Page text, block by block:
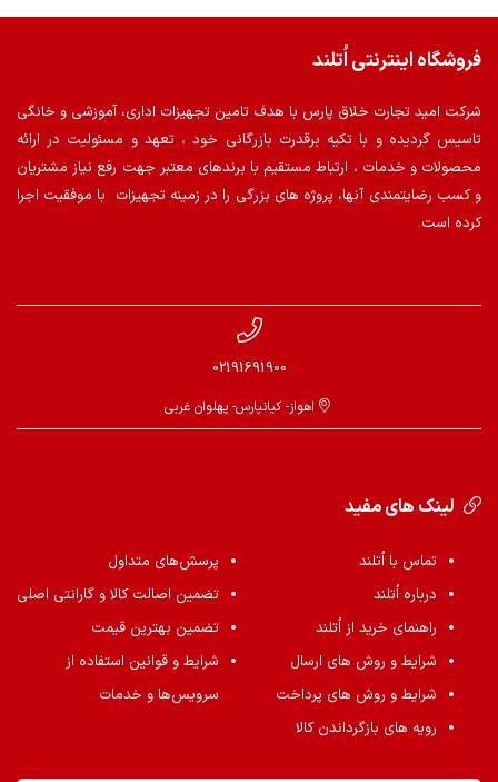
فروشگاه اینترنتی اُتلند
شرکت امید تجارت خلاق پارس با هدف تامین تجهیزات اداری، آموزشی و خانگی
تاسیس گردیده و با تکیه برقدرت بازرگانی خود ، تعهد و مسئولیت در ارائه
محصولات و خدمات ، ارتباط مستقیم با برندهای معتبر جهت رفع نیاز مشتریان
و کسب رضایتمندی آنها، پروژه های بزرگی را در زمینه تجهیزات با موفقیت اجرا
کرده است.
02191691900
اهواز- کیانپارس- پهلوان غربی
لینک های مفید
تماس با اُتلند
درباره اُتلند
راهنمای خرید از اُتلند
شرایط و روش های ارسال
شرایط و روش های پرداخت
رویه های بازگرداندن کالا
پرسش‌های متداول
تضمین اصالت کالا و گارانتی اصلی
تضمین بهترین قیمت
شرایط و قوانین استفاده از
سرویس‌ها و خدمات